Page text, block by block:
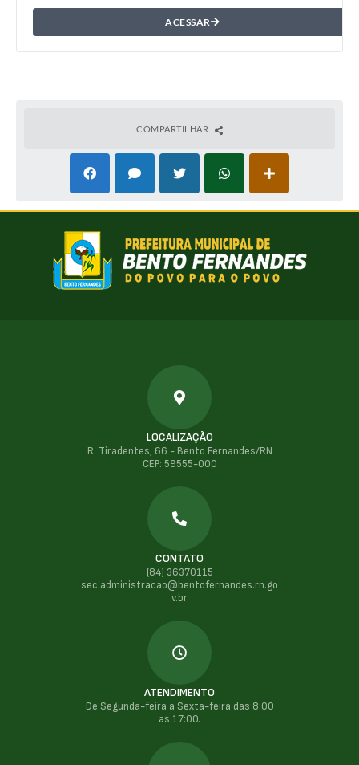
ACESSAR
COMPARTILHAR
LOCALIZAÇÃO
R. Tiradentes, 66 - Bento Fernandes/RN
CEP: 59555-000
CONTATO
(84) 36370115
sec.administracao@bentofernandes.rn.go
v.br
ATENDIMENTO
De Segunda-feira a Sexta-feira das 8:00
as 17:00.